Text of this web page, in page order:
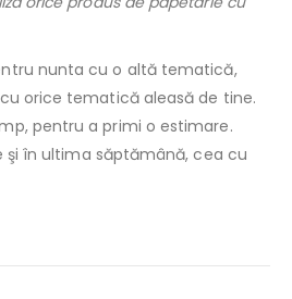
nunta cu o altă tematică,
orice tematică aleasă de tine.
pentru a primi o estimare.
şi în ultima săptămână, cea cu